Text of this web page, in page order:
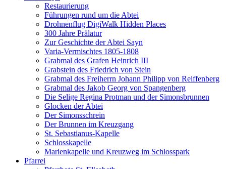
Restaurierung
Führungen rund um die Abtei
Drohnenflug DigiWalk Hidden Places
300 Jahre Prälatur
Zur Geschichte der Abtei Sayn
Varia-Vermischtes 1805-1808
Grabmal des Grafen Heinrich III
Grabstein des Friedrich von Stein
Grabmal des Freiherrn Johann Philipp von Reiffenberg
Grabmal des Jakob Georg von Spangenberg
Die Selige Regina Protman und der Simonsbrunnen
Glocken der Abtei
Der Simonsschrein
Der Brunnen im Kreuzgang
St. Sebastianus-Kapelle
Schlosskapelle
Marienkapelle und Kreuzweg im Schlosspark
Pfarrei